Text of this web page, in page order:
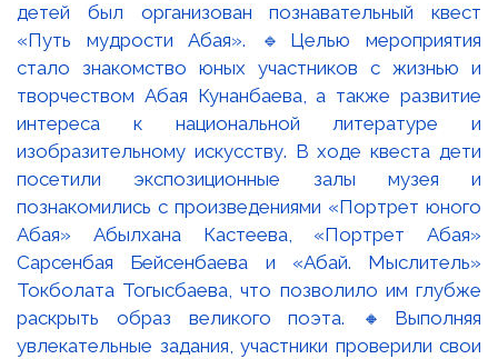
детей был организован познавательный квест
«Путь мудрости Абая». 🔹Целью мероприятия
стало знакомство юных участников с жизнью и
творчеством Абая Кунанбаева, а также развитие
интереса к национальной литературе и
изобразительному искусству. В ходе квеста дети
посетили экспозиционные залы музея и
познакомились с произведениями «Портрет юного
Абая» Абылхана Кастеева, «Портрет Абая»
Сарсенбая Бейсенбаева и «Абай. Мыслитель»
Токболата Тогысбаева, что позволило им глубже
раскрыть образ великого поэта. 🔸Выполняя
увлекательные задания, участники проверили свои